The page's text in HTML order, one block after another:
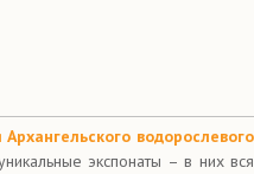
водорослевого
экспонаты – в них вся